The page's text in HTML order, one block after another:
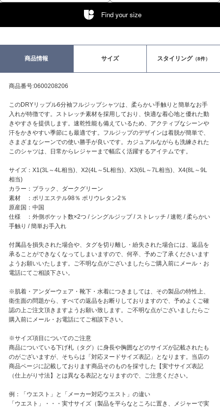
Find your size
商品情報 サイズ スタイリング（8件）
商品番号:0600208206
このDRYリップル6分袖フルジップシャツは、柔らかい手触りと簡単なお手
入れが特徴です。ストレッチ素材を採用しており、快適な着心地と優れた動
きやすさを提供します。速乾性能も備えているため、アクティブなシーンや
汗をかきやすい季節にも最適です。フルジップのデザインは着脱が簡単で、
さまざまなシーンでの使い勝手が良いです。カジュアルながらも洗練された
このシャツは、日常からレジャーまで幅広く活躍するアイテムです。
サイズ：X1(3L～4L相当)、X2(4L～5L相当)、X3(6L～7L相当)、X4(8L～9L
相当)
カラー：ブラック、ダークグリーン
素材 ：ポリエステル98％ ポリウレタン2％
原産国：中国
仕様 ：外側ポケット数×2つ / シングルジップ / ストレッチ / 速乾 / 柔らかい
手触り / 簡単お手入れ
付属品を損失された場合や、タグを切り離し・紛失された場合には、返品を
承ることができなくなってしまいますので、何卒、予めご了承くださいます
ようお願いいたします。ご不明な点がございましたらご購入前にメール・お
電話にてご相談下さい。
※肌着・アンダーウェア・靴下・水着につきましては、その製品の特性上、
衛生面の問題から、すべての返品をお断りしておりますので、予めよくご確
認の上ご注文頂きますようお願い致します。ご不明な点がございましたらご
購入前にメール・お電話にてご相談下さい。
※サイズ項目についてのご注意
商品についている下げ札（タグ）に身長や胸囲などのサイズが記載されたも
のがございますが、そちらは「対応ヌードサイズ表記」となります。当店の
商品ページに記載しております商品そのものを採寸した【実寸サイズ表記
（仕上がり寸法】とは異なる表記となりますので、ご注意ください。
例：「ウエスト」と「メーカー対応ウエスト」の違い
「ウエスト」・・・実寸サイズ（製品を平らなところに置き、メジャーで実